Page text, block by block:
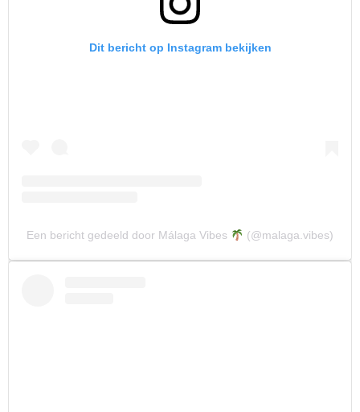
Dit bericht op Instagram bekijken
Een bericht gedeeld door Málaga Vibes (@malaga.vibes)